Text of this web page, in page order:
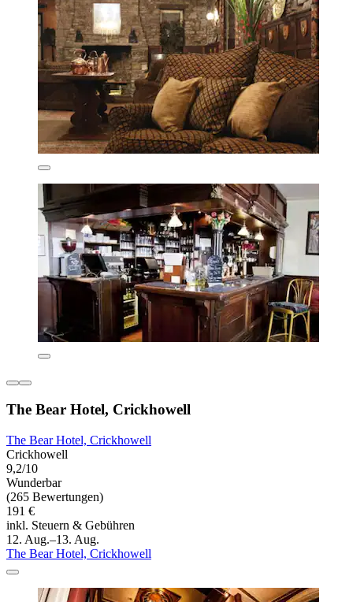
The Bear Hotel, Crickhowell
The Bear Hotel, Crickhowell
Crickhowell
9,2/10
Wunderbar
(265 Bewertungen)
191 €
inkl. Steuern & Gebühren
12. Aug.–13. Aug.
The Bear Hotel, Crickhowell